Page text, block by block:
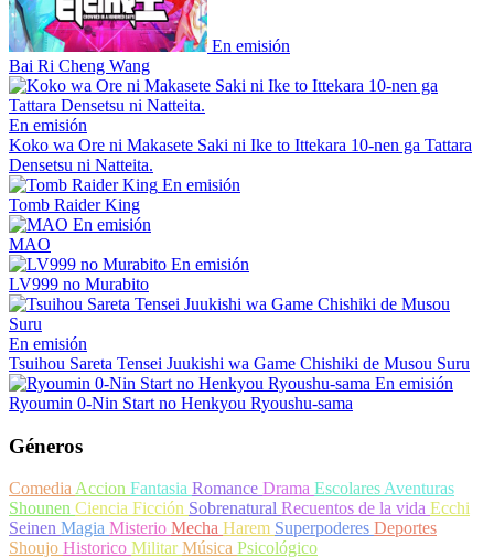
En emisión
Bai Ri Cheng Wang
En emisión
Koko wa Ore ni Makasete Saki ni Ike to Ittekara 10-nen ga Tattara
Densetsu ni Natteita.
En emisión
Tomb Raider King
En emisión
MAO
En emisión
LV999 no Murabito
En emisión
Tsuihou Sareta Tensei Juukishi wa Game Chishiki de Musou Suru
En emisión
Ryoumin 0-Nin Start no Henkyou Ryoushu-sama
Géneros
ComediaAccion Fantasia Romance Drama EscolaresAventuras
Shounen Ciencia Ficción Sobrenatural Recuentos de la vida Ecchi
Seinen Magia Misterio Mecha Harem Superpoderes Deportes
Shoujo Historico MilitarMúsica Psicológico